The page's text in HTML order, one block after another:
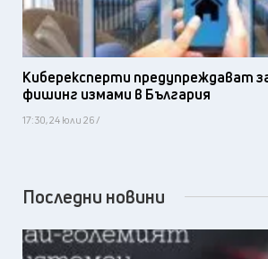
Киберексперти предупреждават
фишинг измами в България
17:30, 24 юли 26 /
Последни новини